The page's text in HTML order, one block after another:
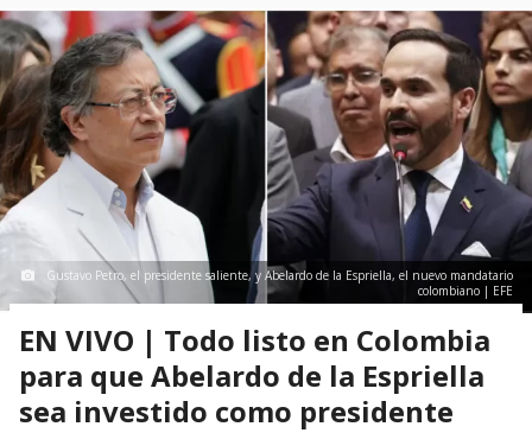
Gustavo Petro, el presidente saliente, y Abelardo de la Espriella, el nuevo mandatario
colombiano | EFE
EN VIVO | Todo listo en Colombia
para que Abelardo de la Espriella
sea investido como presidente